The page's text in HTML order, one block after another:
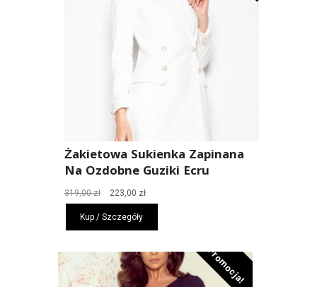
Żakietowa Sukienka Zapinana
Na Ozdobne Guziki Ecru
319,00zł
Pierwotna
cena
wynosiła:
319,00 zł.
223,00 złAktualna
cena
223,00 zł.
Kup / Szczegóły
Promocja!